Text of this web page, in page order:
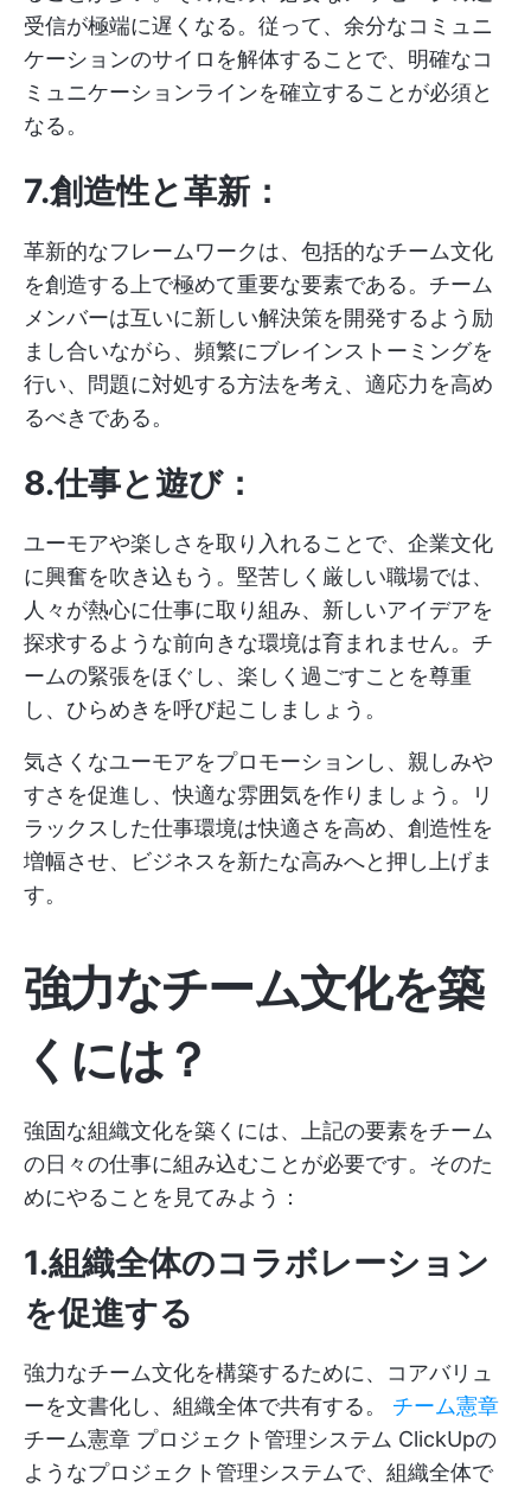
受信が極端に遅くなる。従って、余分なコミュニ
ケーションのサイロを解体することで、明確なコ
ミュニケーションラインを確立することが必須と
なる。
7.創造性と革新：
革新的なフレームワークは、包括的なチーム文化
を創造する上で極めて重要な要素である。チーム
メンバーは互いに新しい解決策を開発するよう励
まし合いながら、頻繁にブレインストーミングを
行い、問題に対処する方法を考え、適応力を高め
るべきである。
8.仕事と遊び：
ユーモアや楽しさを取り入れることで、企業文化
に興奮を吹き込もう。堅苦しく厳しい職場では、
人々が熱心に仕事に取り組み、新しいアイデアを
探求するような前向きな環境は育まれません。チ
ームの緊張をほぐし、楽しく過ごすことを尊重
し、ひらめきを呼び起こしましょう。
気さくなユーモアをプロモーションし、親しみや
すさを促進し、快適な雰囲気を作りましょう。リ
ラックスした仕事環境は快適さを高め、創造性を
増幅させ、ビジネスを新たな高みへと押し上げま
す。
強力なチーム文化を築
くには？
強固な組織文化を築くには、上記の要素をチーム
の日々の仕事に組み込むことが必要です。そのた
めにやることを見てみよう：
1.組織全体のコラボレーション
を促進する
強力なチーム文化を構築するために、コアバリュ
ーを文書化し、組織全体で共有する。 チーム憲章
チーム憲章 プロジェクト管理システム ClickUpの
ようなプロジェクト管理システムで、組織全体で